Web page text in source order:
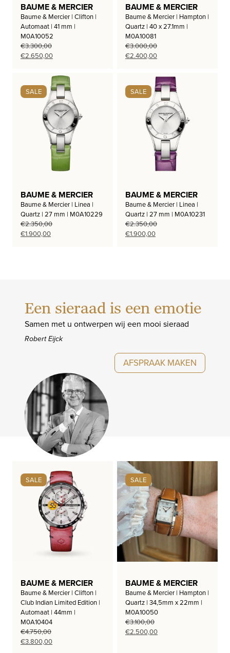
BAUME & MERCIER
Baume & Mercier | Clifton |
Automaat | 41 mm |
M0A10052
€3.300,00
Oorspronkelijke
€3.300,00.
€2.650,00Huidige
is:
€2.650,00.
BAUME & MERCIER
Baume & Mercier | Hampton |
Quartz | 40 x 27.1mm |
M0A10081
€3.000,00
Oorspronkelijke
€3.000,00.
€2.400,00Huidige
€2.400,00.
SALE
BAUME & MERCIER
Baume & Mercier | Linea |
Quartz | 27 mm | M0A10229
€2.350,00
Oorspronkelijke
€1.900,00Huidige
SALE
BAUME & MERCIER
Baume & Mercier | Linea |
Quartz | 27 mm | M0A10231
€2.350,00
Oorspronkelijke
€1.900,00Huidige
Een sieraad is een emotie
Samen met u ontwerpen wij een mooi sieraad
Robert Eijck
AFSPRAAK MAKEN
SALE
BAUME & MERCIER
Baume & Mercier | Clifton |
Club Indian Limited Edition |
Automaat | 44mm |
M0A10404
€4.750,00
Oorspronkelijke
€3.800,00Huidige
SALE
BAUME & MERCIER
Baume & Mercier | Hampton |
Quartz | 34,5mm x 22mm |
M0A10050
€3.100,00
Oorspronkelijke
€2.500,00Huidige